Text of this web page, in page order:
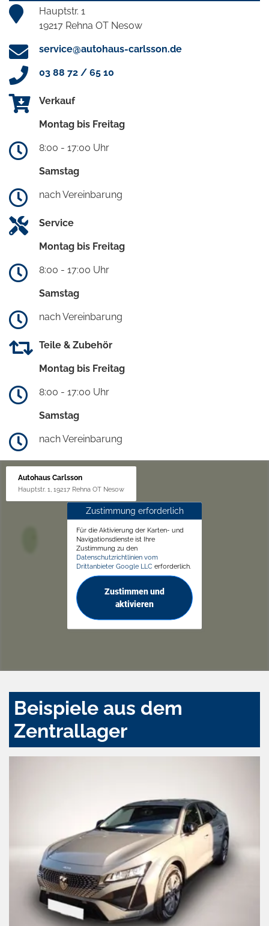
Hauptstr. 1
19217 Rehna OT Nesow
service@autohaus-carlsson.de
03 88 72 / 65 10
Verkauf
Montag bis Freitag
8:00 - 17:00 Uhr
Samstag
nach Vereinbarung
Service
Montag bis Freitag
8:00 - 17:00 Uhr
Samstag
nach Vereinbarung
Teile & Zubehör
Montag bis Freitag
8:00 - 17:00 Uhr
Samstag
nach Vereinbarung
Autohaus Carlsson
Hauptstr. 1, 19217 Rehna OT Nesow
Zustimmung erforderlich
Für die Aktivierung der Karten- und
Navigationsdienste ist Ihre
Zustimmung zu den
Datenschutzrichtlinien vom
Drittanbieter Google LLC erforderlich.
Zustimmen und
aktivieren
Beispiele aus dem
Zentrallager